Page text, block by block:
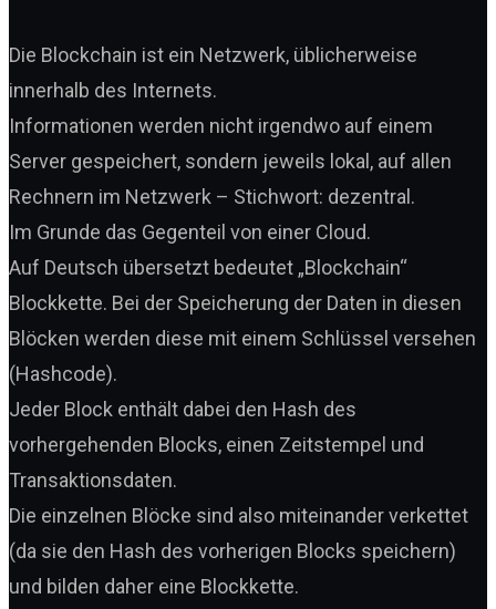
Die Blockchain ist ein Netzwerk, üblicherweise
innerhalb des Internets.
Informationen werden nicht irgendwo auf einem
Server gespeichert, sondern jeweils lokal, auf allen
Rechnern im Netzwerk – Stichwort: dezentral.
Im Grunde das Gegenteil von einer Cloud.
Auf Deutsch übersetzt bedeutet „Blockchain“
Blockkette. Bei der Speicherung der Daten in diesen
Blöcken werden diese mit einem Schlüssel versehen
(Hashcode).
Jeder Block enthält dabei den Hash des
vorhergehenden Blocks, einen Zeitstempel und
Transaktionsdaten.
Die einzelnen Blöcke sind also miteinander verkettet
(da sie den Hash des vorherigen Blocks speichern)
und bilden daher eine Blockkette.